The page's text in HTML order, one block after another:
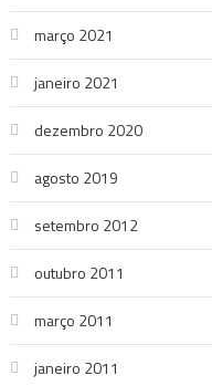
março 2021
janeiro 2021
dezembro 2020
agosto 2019
setembro 2012
outubro 2011
março 2011
janeiro 2011